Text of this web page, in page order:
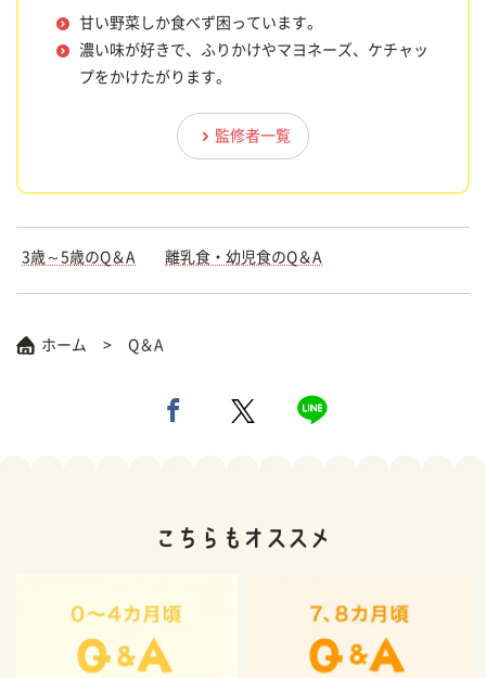
甘い野菜しか食べず困っています。
濃い味が好きで、ふりかけやマヨネーズ、ケチャッ
プをかけたがります。
監修者一覧
3歳～5歳のQ＆A 離乳食・幼児食のQ＆A
ホーム Q＆A